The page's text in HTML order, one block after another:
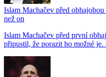
Islam Machačev před
než on
Islam Machačev před první
připustil, že porazit ho možné je.